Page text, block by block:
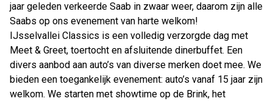
jaar geleden verkeerde Saab in zwaar weer, daarom zijn alle
Saabs op ons evenement van harte welkom!
IJsselvallei Classics is een volledig verzorgde dag met
Meet & Greet, toertocht en afsluitende dinerbuffet. Een
divers aanbod aan auto’s van diverse merken doet mee. We
bieden een toegankelijk evenement: auto’s vanaf 15 jaar zijn
welkom. We starten met showtime op de Brink, het